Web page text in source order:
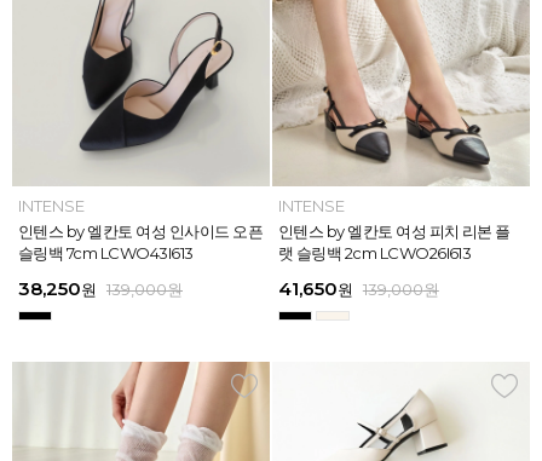
INTENSE
인텐스 by 엘칸토 여성 위빙 스트랩
플랫 샌들 2.5cm LCWW05I626
45,900원 159,000원
MAZZ
마쯔 by 엘칸토 여성 와이드 위빙 크
로스 컴포트 뮬 3.5cm LCWW62M6
45,900원 159,000원
INTENSE
인텐스 by 엘칸토 여성 인사이드 오픈
슬링백 7cm LCWO43I613
38,250원 139,000원
INTENSE
인텐스 by 엘칸토 여성 피치 리본 플
랫 슬링백 2cm LCWO26I613
41,650원 139,000원
MAZZ
마쯔 by 엘칸토 여성 미니버클 캐주얼
로퍼 2.5cm LCWC02M613
28,720원 159,000원
INTENSE
인텐스 by 엘칸토 여성 피치 리본 더
블 스트랩 메리제인 2cm LCWD97I6
45,900원 159,000원
MAZZ
마쯔 by 엘칸토 여성 슈레이스 포인트
고프코어 스니커즈 3cm LCWS03M
31,920원 169,000원
MAZZ
마쯔 by 엘칸토 여성 별자수 어글리
스니커즈 3.5cm LCWS04M613
39,900원 169,000원
INTENSE
인텐스 by 엘칸토 여성 위빙 스트랩
플랫 샌들 2.5cm LCWW05I626
45,900원 159,000원
MAZZ
마쯔 by 엘칸토 여성 와이드 위빙 크
로스 컴포트 뮬 3.5cm LCWW62M6
45,900원 159,000원
INTENSE
인텐스 by 엘칸토 여성 인사이드 오픈
슬링백 7cm LCWO43I613
38,250원 139,000원
INTENSE
인텐스 by 엘칸토 여성 피치 리본 플
랫 슬링백 2cm LCWO26I613
41,650원 139,000원